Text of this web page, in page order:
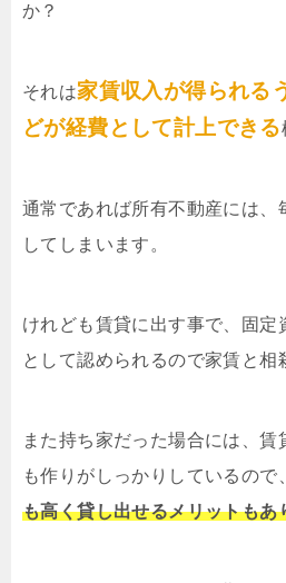
か？
それは家賃収入が得られる
どが経費として計上できる
通常であれば所有不動産には、
してしまいます。
けれども賃貸に出す事で、固定
として認められるので家賃と相
また持ち家だった場合には、賃
も作りがしっかりしているので、
も高く貸し出せるメリットもあ